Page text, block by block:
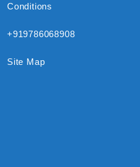
Conditions
+919786068908
Site Map